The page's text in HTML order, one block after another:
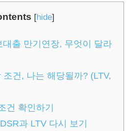
[hide]
대출 만기연장, 무엇이 달라
건, 나는 해당될까? (LTV,
건 확인하기
과 LTV 다시 보기